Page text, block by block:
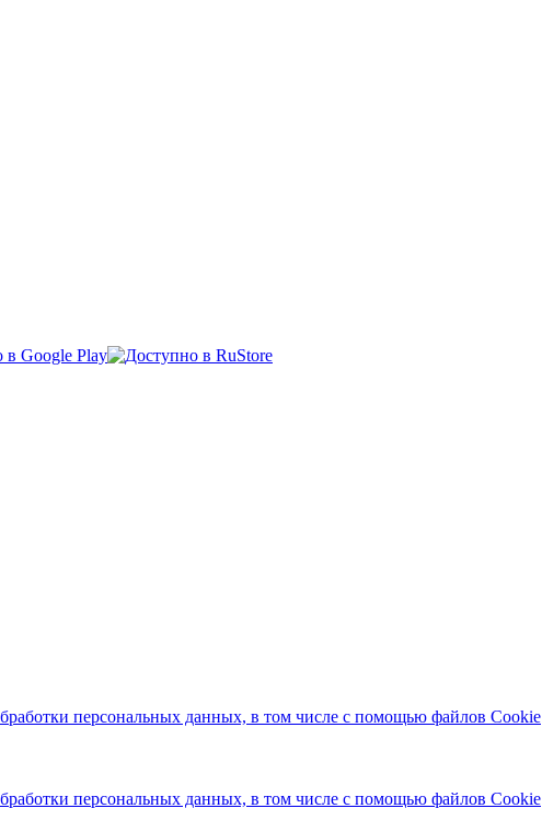
персональных данных, в том числе с помощью файлов Cookie
персональных данных, в том числе с помощью файлов Cookie